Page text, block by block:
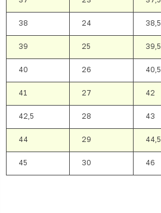
38 24 38,5
39 25 39,5
40 26 40,5
41 27 42
42,5 28 43
44 29 44,5
45 30 46